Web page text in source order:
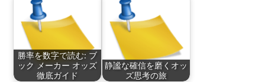
勝率を数字で読む: ブ
ック メーカー オッズ
徹底ガイド
静謐な確信を磨くオッ
ズ思考の旅